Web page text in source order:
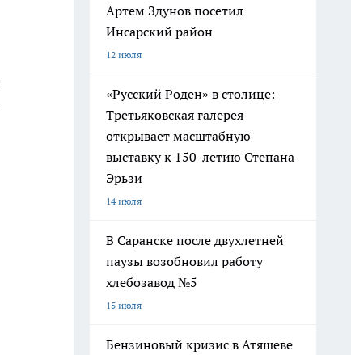
Артем Здунов посетил
Инсарский район
12 июля
«Русский Роден» в столице:
Третьяковская галерея
открывает масштабную
выставку к 150-летию Степана
Эрьзи
14 июля
В Саранске после двухлетней
паузы возобновил работу
хлебозавод №5
15 июля
Бензиновый кризис в Атяшеве